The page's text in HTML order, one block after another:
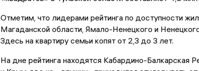
Отметим, что лидерами рейтинга по доступности
Магаданской области, Ямало-Ненецкого и
Здесь на квартиру семьи копят от 2,3 до 3 лет.
На дне рейтинга находятся Кабардино-Балкарская